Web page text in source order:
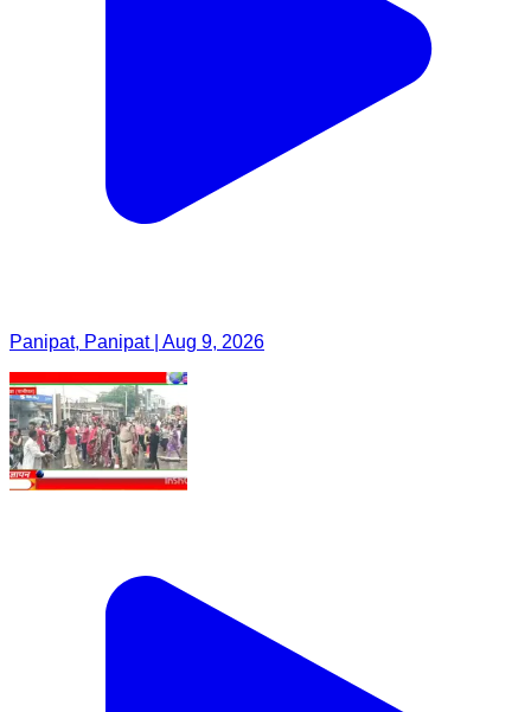
Panipat, Panipat | Aug 9, 2026